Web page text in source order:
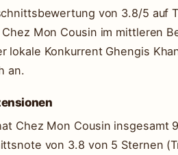
von 3.8/5 auf
Mon Cousin im mittleren
lokale Konkurrent Ghengis
an.
Chez Mon Cousin insgesamt
von 3.8 von 5 Sternen